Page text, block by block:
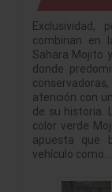
Exclusividad,
combinan en
Sahara Mojito
donde
atención con
de su historia.
color verde
apuesta que
vehículo como…